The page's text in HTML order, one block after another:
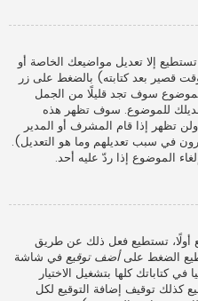
إلا تعديل مواضيعك الخاصة أو
قصير بعد كتابته) بالضغط على زر
سوف تجد قليلًا من الجمل
للموضوع. سوف تظهر هذه
تظهر إذا قام المشرف أو المدير
في سبب تعديلهم وما هو التعديل).
الموضوع إذا ردّ عليه أحد.
أولًا، تستطيع فعل ذلك عن طريق
الضغط علىأضف توقيع في شاشة
كتاباتك كلها بتشغيل الاختيار
توقيف إضافة التوقيع لكل